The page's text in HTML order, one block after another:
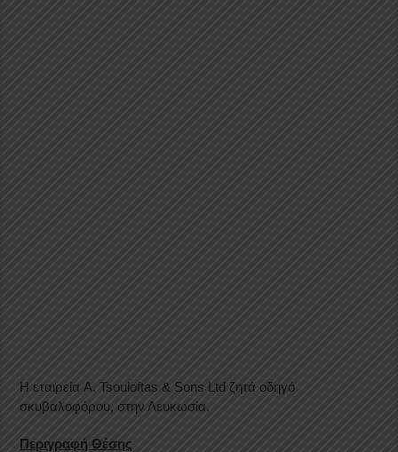
Η εταιρεία A. Tsouloftas & Sons Ltd ζητά οδηγό
σκυβαλοφόρου, στην Λευκωσία.
Περιγραφή Θέσης